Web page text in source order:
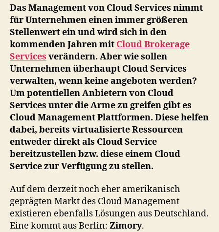
Management
aus
Deutschland
Das Management von Cloud Services nimmt
für Unternehmen einen immer größeren
Stellenwert ein und wird sich in den
kommenden Jahren mit Cloud Brokerage
Services verändern. Aber wie sollen
Unternehmen überhaupt Cloud Services
verwalten, wenn keine angeboten werden?
Um potentiellen Anbietern von Cloud
Services unter die Arme zu greifen gibt es
Cloud Management Plattformen. Diese helfen
dabei, bereits virtualisierte Ressourcen
entweder direkt als Cloud Service
bereitzustellen bzw. diese einem Cloud
Service zur Verfügung zu stellen.
Auf dem derzeit noch eher amerikanisch
geprägten Markt des Cloud Management
existieren ebenfalls Lösungen aus Deutschland.
Eine kommt aus Berlin: Zimory.